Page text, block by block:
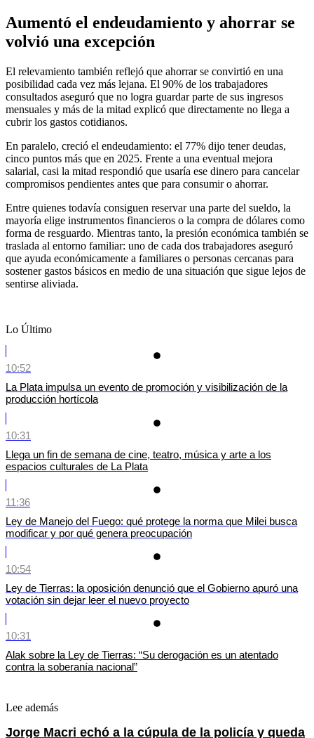
Aumentó el endeudamiento y ahorrar se
volvió una excepción
El relevamiento también reflejó que ahorrar se convirtió en una
posibilidad cada vez más lejana. El 90% de los trabajadores
consultados aseguró que no logra guardar parte de sus ingresos
mensuales y más de la mitad explicó que directamente no llega a
cubrir los gastos cotidianos.
En paralelo, creció el endeudamiento: el 77% dijo tener deudas,
cinco puntos más que en 2025. Frente a una eventual mejora
salarial, casi la mitad respondió que usaría ese dinero para cancelar
compromisos pendientes antes que para consumir o ahorrar.
Entre quienes todavía consiguen reservar una parte del sueldo, la
mayoría elige instrumentos financieros o la compra de dólares como
forma de resguardo. Mientras tanto, la presión económica también se
traslada al entorno familiar: uno de cada dos trabajadores aseguró
que ayuda económicamente a familiares o personas cercanas para
sostener gastos básicos en medio de una situación que sigue lejos de
sentirse aliviada.
Lo Último
10:52
La Plata impulsa un evento de promoción y visibilización de la
producción hortícola
10:31
Llega un fin de semana de cine, teatro, música y arte a los
espacios culturales de La Plata
11:36
Ley de Manejo del Fuego: qué protege la norma que Milei busca
modificar y por qué genera preocupación
10:54
Ley de Tierras: la oposición denunció que el Gobierno apuró una
votación sin dejar leer el nuevo proyecto
10:31
Alak sobre la Ley de Tierras: “Su derogación es un atentado
contra la soberanía nacional”
Lee además
Jorge Macri echó a la cúpula de la policía y queda